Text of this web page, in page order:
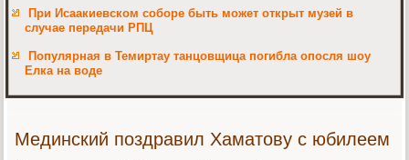
При Исаакиевском соборе быть может открыт музей в
случае передачи РПЦ
Популярная в Темиртау танцовщица погибла опосля шоу
Елка на воде
Мединский поздравил Хаматову с юбилеем